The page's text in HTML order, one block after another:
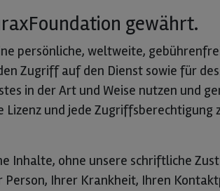
gewährt.
persönliche, weltweite,
Zugriff auf den Dienst sowie für
in der Art und Weise nutzen und
und jede
Inhalte, ohne unsere schriftliche
Person, Ihrer Krankheit, Ihren